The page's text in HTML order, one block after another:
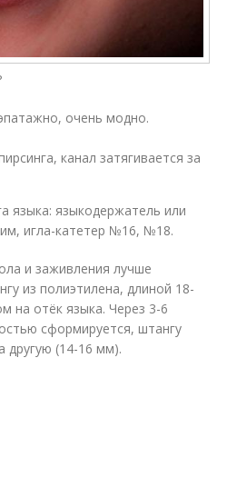
очень модно.
канал затягивается за
языка: языкодержатель или
игла-катетер №16, №18.
и заживления лучше
из полиэтилена, длиной 18-
на отёк языка. Через 3-6
сформируется, штангу
другую (14-16 мм).